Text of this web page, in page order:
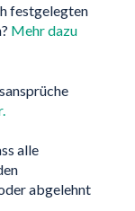
festgelegten
Mehr dazu
alle
abgelehnt